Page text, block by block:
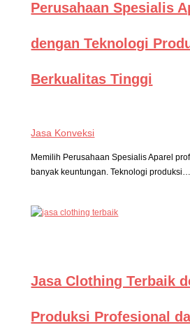
Perusahaan Spesialis
dengan Teknologi
Berkualitas Tinggi
Jasa Konveksi
Memilih Perusahaan Spesialis Aparel
banyak keuntungan. Teknologi produksi…
Jasa Clothing Terbaik
Produksi Profesional